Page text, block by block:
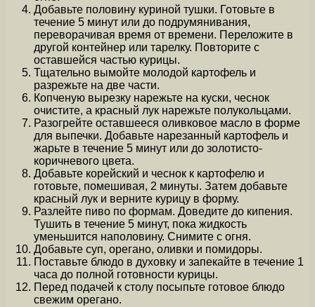
Добавьте половину куриной тушки. Готовьте в
течение 5 минут или до подрумянивания,
переворачивая время от времени. Переложите в
другой контейнер или тарелку. Повторите с
оставшейся частью курицы.
Тщательно вымойте молодой картофель и
разрежьте на две части.
Копченую вырезку нарежьте на куски, чеснок
очистите, а красный лук нарежьте полукольцами.
Разогрейте оставшееся оливковое масло в форме
для выпечки. Добавьте нарезанный картофель и
жарьте в течение 5 минут или до золотисто-
коричневого цвета.
Добавьте корейский и чеснок к картофелю и
готовьте, помешивая, 2 минуты. Затем добавьте
красный лук и верните курицу в форму.
Разлейте пиво по формам. Доведите до кипения.
Тушить в течение 5 минут, пока жидкость
уменьшится наполовину. Снимите с огня.
Добавьте суп, орегано, оливки и помидоры.
Поставьте блюдо в духовку и запекайте в течение 1
часа до полной готовности курицы.
Перед подачей к столу посыпьте готовое блюдо
свежим орегано.